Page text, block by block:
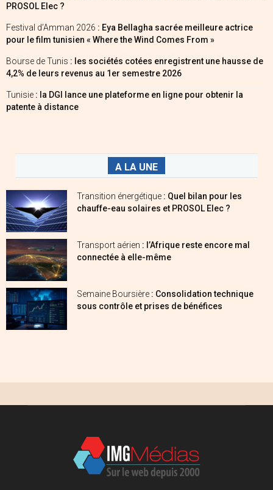
PROSOL Elec ?
Festival d’Amman 2026 : Eya Bellagha sacrée meilleure actrice
pour le film tunisien « Where the Wind Comes From »
Bourse de Tunis : les sociétés cotées enregistrent une hausse de
4,2% de leurs revenus au 1er semestre 2026
Tunisie : la DGI lance une plateforme en ligne pour obtenir la
patente à distance
A LA UNE
Transition énergétique : Quel bilan pour les
chauffe-eau solaires et PROSOL Elec ?
Transport aérien : l’Afrique reste encore mal
connectée à elle-même
Semaine Boursière : Consolidation technique
sous contrôle et prises de bénéfices